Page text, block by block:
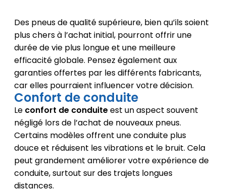
Des pneus de qualité supérieure, bien qu’ils soient
plus chers à l’achat initial, pourront offrir une
durée de vie plus longue et une meilleure
efficacité globale. Pensez également aux
garanties offertes par les différents fabricants,
car elles pourraient influencer votre décision.
Confort de conduite
Le confort de conduiteest un aspect souvent
négligé lors de l’achat de nouveaux pneus.
Certains modèles offrent une conduite plus
douce et réduisent les vibrations et le bruit. Cela
peut grandement améliorer votre expérience de
conduite, surtout sur des trajets longues
distances.